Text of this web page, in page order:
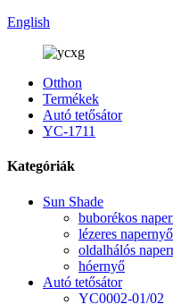
English
Otthon
Termékek
Autó tetősátor
YC-1711
Kategóriák
Sun Shade
buborékos
lézeres napernyő
oldalhálós
hóernyő
Autó tetősátor
YC0002-01/02